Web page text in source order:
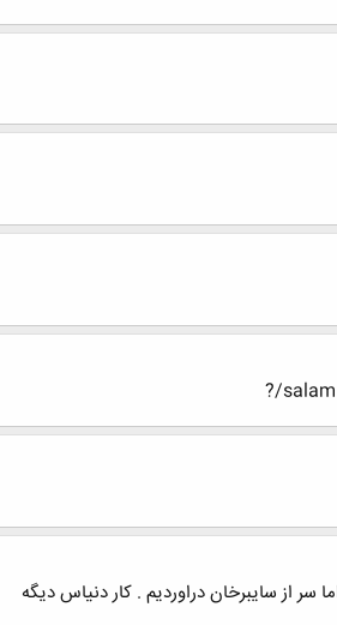
سر از سایبرخان دراوردیم . کار دنیاس دیگه